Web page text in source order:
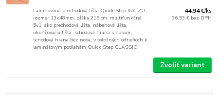
Laminovaná prechodová lišta Quick Step INCIZO,
rozmer 13x48mm, dĺžka 215 cm, multifunkčná
5v1, ako prechodová lišta, nábehová lišta,
ukončovacia lišta, schodová hrana s nosom,
schodová hrana bez nosa, v totožných odtieňoch k
laminátovým podlahám Quick Step CLASSIC
44,94 €/ks
36,53 € bez DPH
Zvoliť variant